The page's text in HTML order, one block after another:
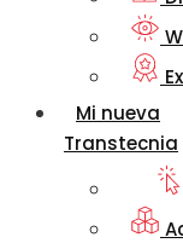
Mi nueva
Transtecnia